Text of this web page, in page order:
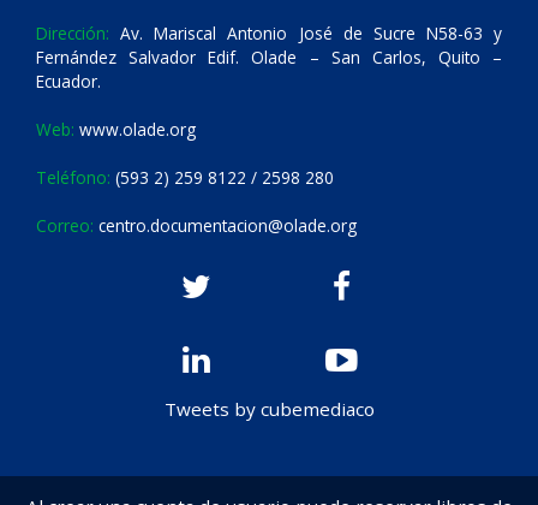
Dirección: Av. Mariscal Antonio José de Sucre N58-63 y
Fernández Salvador Edif. Olade – San Carlos, Quito –
Ecuador.
Web: www.olade.org
Teléfono: (593 2) 259 8122 / 2598 280
Correo: centro.documentacion@olade.org
Tweets by cubemediaco